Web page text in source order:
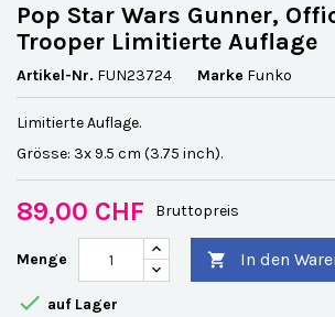
Pop Star Wars Gunner,
Trooper Limitierte Auflage
Artikel-Nr. FUN23724 Marke Funko
Limitierte Auflage.
Grösse: 3x 9.5 cm (3.75 inch).
89,00 CHF Bruttopreis
Menge  In den
 auf Lager